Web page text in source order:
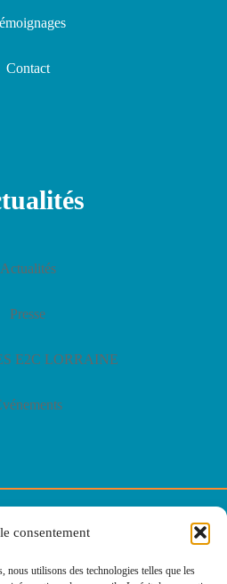
consentement
nous utilisons des technologies telles que les
Contact
Actualités
Presse
E2C LORRAINE
Lorraine